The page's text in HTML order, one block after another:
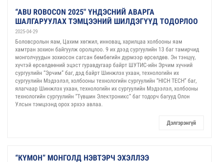
“ABU ROBOCON 2025" ҮНДЭСНИЙ АВАРГА
ШАЛГАРУУЛАХ ТЭМЦЭЭНИЙ ШИЛДЭГҮҮД ТОДОРЛОО
2025-04-29
Боловсролын яам, Цахим хөгжил, инновац, харилцаа холбооны яам
хамтран зохион байгуулж оролцлоо. 9 их дээд сургуулийн 13 баг тамирчид
монголчуудын зохиосон сагсан бөмбөгийн дүрмээр өрсөлдөв. Эн тэнцүү,
хүчтэй өрсөлдөөний эцэст гуравдугаар байрт ШУТИС-ийн Эрчим хүчний
сургуулийн “Эрчим” баг, дэд байрт Шинжлэх ухаан, технологийн их
сургуулийн Мэдээлэл, холбооны технологийн сургуулийн “HICH TECH” баг,
ялагчаар Шинжлэх ухаан, технологийн их сургуулийн Мэдээлэл, холбооны
технологийн сургуулийн “Түвшин Электроникс” баг тодорч багууд Олон
Улсын тэмцээнд орох эрхээ авлаа.
Дэлгэрэнгүй
“КҮМОН” МОНГОЛД НЭВТЭРЧ ЭХЭЛЛЭЭ